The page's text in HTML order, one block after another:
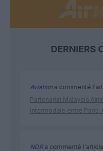
DERNIERS
Aviation a commenté
Partenariat Malaysia
intermodale entre
NDRa commenté